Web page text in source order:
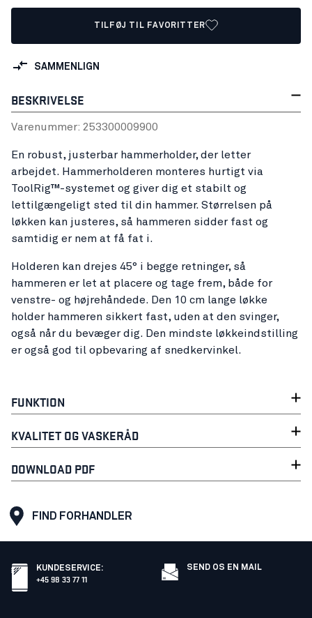
TILFØJ TIL FAVORITTER
SAMMENLIGN
BESKRIVELSE
Varenummer: 253300009900
En robust, justerbar hammerholder, der letter
arbejdet. Hammerholderen monteres hurtigt via
ToolRig™-systemet og giver dig et stabilt og
lettilgængeligt sted til din hammer. Størrelsen på
løkken kan justeres, så hammeren sidder fast og
samtidig er nem at få fat i.
Holderen kan drejes 45° i begge retninger, så
hammeren er let at placere og tage frem, både for
venstre- og højrehåndede. Den 10 cm lange løkke
holder hammeren sikkert fast, uden at den svinger,
også når du bevæger dig. Den mindste løkkeindstilling
er også god til opbevaring af snedkervinkel.
FUNKTION
KVALITET OG VASKERÅD
DOWNLOAD PDF
FIND FORHANDLER
KUNDESERVICE:
+45 98 33 77 11
SEND OS EN MAIL